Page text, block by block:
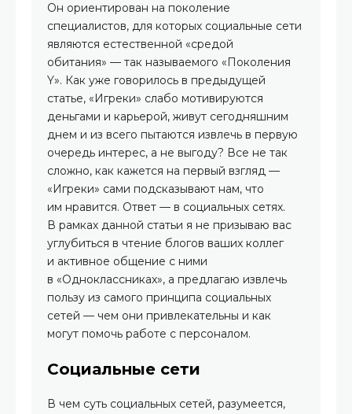
Он ориентирован на поколение
специалистов, для которых социальные сети
являются естественной «средой
обитания» — так называемого «Поколения
Y». Как уже говорилось в предыдущей
статье, «Игреки» слабо мотивируются
деньгами и карьерой, живут сегодняшним
днем и из всего пытаются извлечь в первую
очередь интерес, а не выгоду? Все не так
сложно, как кажется на первый взгляд —
«Игреки» сами подсказывают нам, что
им нравится. Ответ — в социальных сетях.
В рамках данной статьи я не призываю вас
углубиться в чтение блогов ваших коллег
и активное общение с ними
в «Одноклассниках», а предлагаю извлечь
пользу из самого принципа социальных
сетей — чем они привлекательны и как
могут помочь работе с персоналом.
Социальные сети
В чем суть социальных сетей, разумеется,